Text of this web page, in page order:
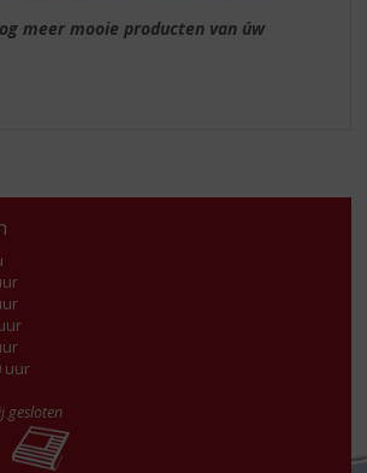
meer mooie producten van úw
uur
gesloten